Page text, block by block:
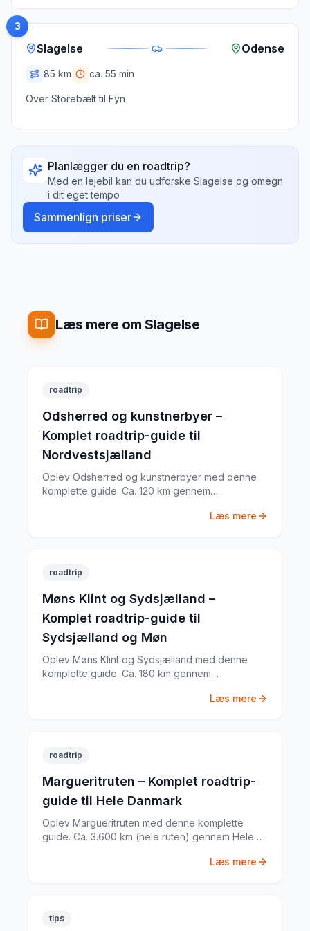
3
Slagelse Odense
85 km ca. 55 min
Over Storebælt til Fyn
Planlægger du en roadtrip?
Med en lejebil kan du udforske Slagelse og omegn
i dit eget tempo
Sammenlign priser
Læs mere om Slagelse
roadtrip
Odsherred og kunstnerbyer –
Komplet roadtrip-guide til
Nordvestsjælland
Oplev Odsherred og kunstnerbyer med denne
komplette guide. Ca. 120 km gennem
Geopark, Dragsholm Slot, Havnebyen Nykøbing
Læs mere
roadtrip
Møns Klint og Sydsjælland –
Komplet roadtrip-guide til
Sydsjælland og Møn
Oplev Møns Klint og Sydsjælland med denne
komplette guide. Ca. 180 km gennem
Møns Klint, Liselund Slot og meget mere. Tips til
Læs mere
roadtrip
Margueritruten – Komplet roadtrip-
guide til Hele Danmark
Oplev Margueritruten med denne komplette
guide. Ca. 3.600 km (hele ruten) gennem Hele
Historiske byer og landsbyer, Kyststrækninger
Læs mere
tips